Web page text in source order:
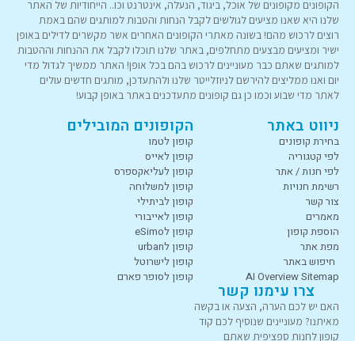
הקופונים מקופונים של אוכל, ביגוד, הנעלה, אינטרנט וכו.. הייחודיות של האתר
שלנו היא שאנו מציעים לגולשים לקבל הנחות והטבות למותגים שהם באמת
רוצים לרכוש מהם! בשונה מאתרי הקופונים האחרים אשר מקשרים לדילים באופן
ישיר ומציעים מבצעים מתחלפים, באתר שלנו תוכלו לקבל את ההנחות וההטבות
למותגים שאתם כבר מעוניינים לרכוש בהם בכל אופן! האתר ממשיך לגדול מדי
יום ואנו ממליצים להירשם לניוזלייטר שלנו ולהתעדכן, מותגים חדשים עולים
לאתר מדי שבוע וכמו כן גם קופונים מתעדכנים באתר באופן קבוע!
ניווט באתר
בחירת קופונים
לפי קטגוריה
לפי חנות / אתר
רשימת חנויות
צור קשר
מאמרים
הוספת קופון
מפת אתר
חיפוש באתר
AI Overview Sitemap
הקופונים המובילים
קופון לטמו
קופון לאייס
קופון לעליאקספרס
קופון למשלוחה
קופון לביתילי
קופון לאייבורי
קופון לeSimo
קופון לurban
קופון לישרוטל
קופון לסופר פארם
צרו עימנו קשר
האם יש לכם הערה, הצעה או בקשה
מאיתנו? מעוניינים שנוסיף לכם קוד
קופון לחנות ספציפית שאתם